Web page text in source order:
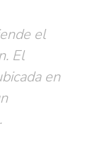
el
El
en